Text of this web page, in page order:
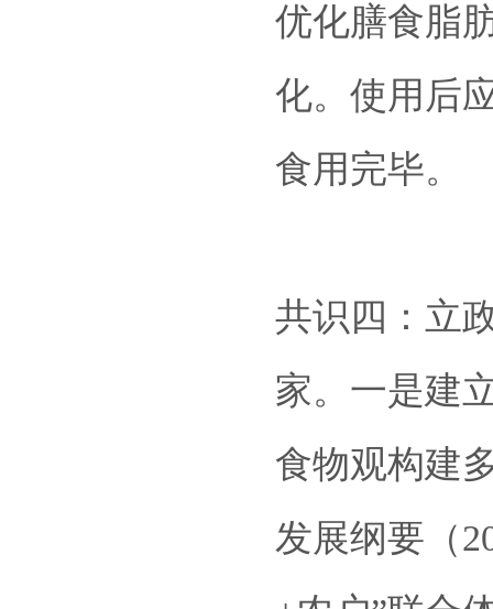
优化膳食脂
化。使用后
食用完毕。
共识四：立
家。一是建
食物观构建
发展纲要（